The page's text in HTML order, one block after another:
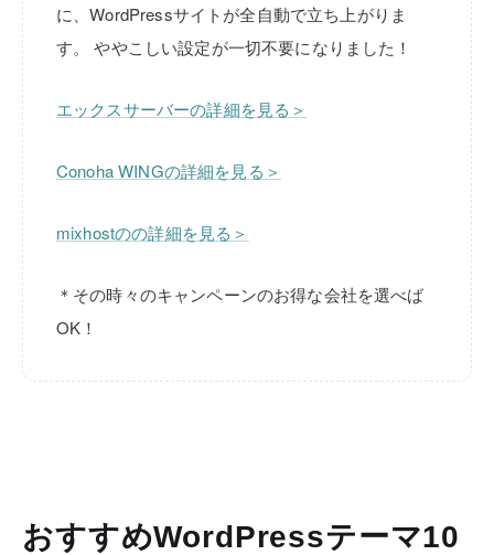
に、WordPressサイトが全自動で立ち上がりま
す。
ややこしい設定が一切不要になりました！
エックスサーバーの詳細を見る＞
Conoha WINGの詳細を見る＞
mixhostのの詳細を見る＞
＊その時々のキャンペーンのお得な会社を選べば
OK！
おすすめWordPressテーマ10